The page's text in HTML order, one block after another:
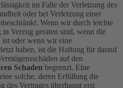
im Falle der Verletzung des
oder bei Verletzung einer
Wenn wir durch leichte
Verzug geraten sind, wenn die
oder wenn wir eine
haben, ist die Haftung für darauf
auf den
Schaden begrenzt. Eine
solche, deren Erfüllung die
des Vertrages überhaupt erst